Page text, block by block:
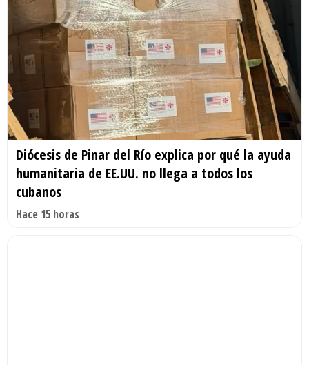
Diócesis de Pinar del Río explica por qué la ayuda
humanitaria de EE.UU. no llega a todos los
cubanos
Hace 15 horas